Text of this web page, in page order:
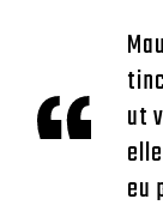
ut
eu